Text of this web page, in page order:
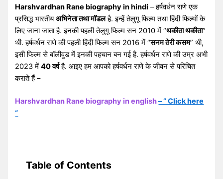
Harshvardhan Rane biography in hindi – हर्षवर्धन राणे एक
प्रसिद्ध भारतीयअभिनेता तथा मॉडलहै. इन्हें तेलुगू फिल्म तथा हिंदी फिल्मों के
लिए जाना जाता है. इनकी पहली तेलुगू फिल्म सन 2010 में “थकीता थकीता”
थी. हर्षवर्धन राणे की पहली हिंदी फिल्म सन 2016 में “सनम तेरी कसम” थी,
इसी फिल्म से बॉलीवुड में इनकी पहचान बन गई है. हर्षवर्धन राणे की उम्र अभी
2023 में40 वर्षहै. आइए हम आपको हर्षवर्धन राणे के जीवन से परिचित
कराते हैं –
Harshvardhan Rane biography in english– ” Click here
“
Table of Contents